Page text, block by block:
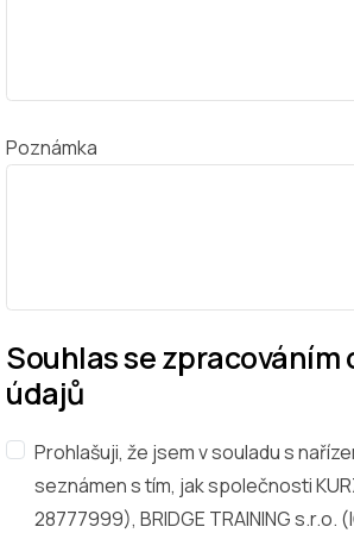
Poznámka
Souhlas se zpracováním
údajů
Prohlašuji, že jsem v souladu s
seznámen s tím, jak společnosti
28777999), BRIDGE TRAINING s.r.o.